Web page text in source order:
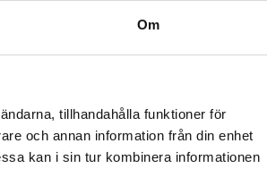
Om
tillhandahålla funktioner för
och annan information från din enhet
kan i sin tur kombinera informationen
kr
Köp via ditt recept